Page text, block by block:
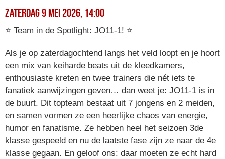
zaterdag 9 mei 2026, 14:00
⭐ Team in de Spotlight: JO11‑1! ⭐
Als je op zaterdagochtend langs het veld loopt en je hoort
een mix van keiharde beats uit de kleedkamers,
enthousiaste kreten en twee trainers die nét iets te
fanatiek aanwijzingen geven… dan weet je: JO11‑1 is in
de buurt. Dit topteam bestaat uit 7 jongens en 2 meiden,
en samen vormen ze een heerlijke chaos van energie,
humor en fanatisme. Ze hebben heel het seizoen 3de
klasse gespeeld en nu de laatste fase zijn ze naar de 4e
klasse gegaan. En geloof ons: daar moeten ze echt hard